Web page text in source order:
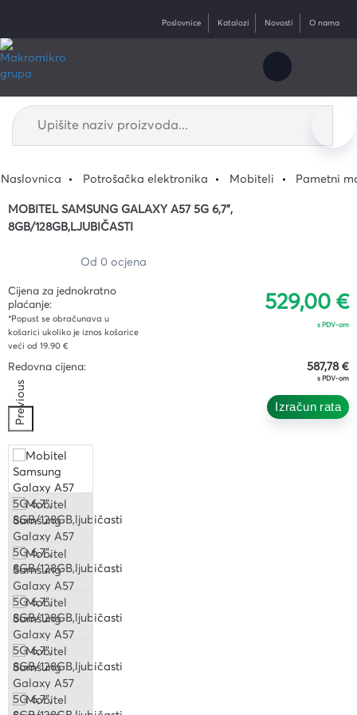
Poslovnice Katalozi Novosti O nama
Naslovnica Potrošačka elektronika Mobiteli Pametni
MOBITEL SAMSUNG GALAXY A57 5G 6,7",
8GB/128GB,LJUBIČASTI
Od 0 ocjena
Cijena za jednokratno
plaćanje:
*Popust se obračunava u
košarici ukoliko je iznos košarice
veći od 19.90 €
529,00 €
s PDV-om
Redovna cijena: 587,78 €
s PDV-om
Izračun rata
Previous